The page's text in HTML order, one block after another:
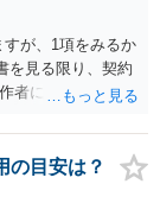
が、1項をみるか
を見る限り、契約
者に請求できると
からどの時点で打
めて良いと思いま
客観的にも条件
の目安は？